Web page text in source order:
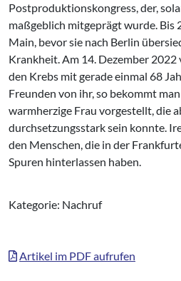
Postproduktionskongress, der,
maßgeblich mitgeprägt wurde. Bis
Main, bevor sie nach Berlin
Krankheit. Am 14. Dezember 2022
den Krebs mit gerade einmal 68
Freunden von ihr, so bekommt
warmherzige Frau vorgestellt, die
durchsetzungsstark sein konnte.
den Menschen, die in der
Spuren hinterlassen haben.
Kategorie: Nachruf
Artikel im PDF aufrufen